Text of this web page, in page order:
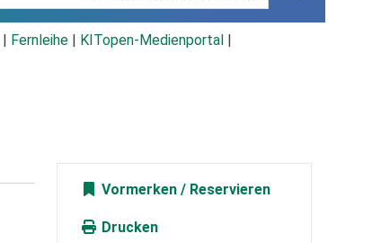
Fernleihe KITopen-Medienportal
Vormerken
Drucken